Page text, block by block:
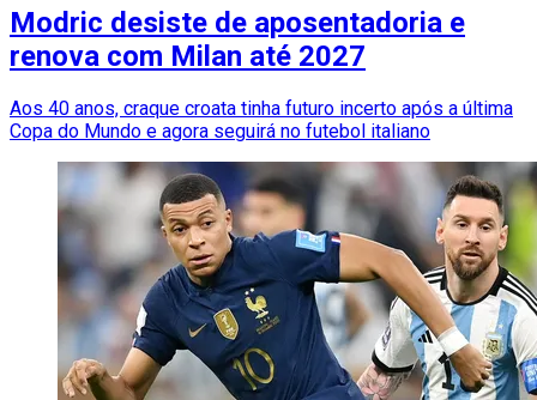
Modric desiste de aposentadoria e
renova com Milan até 2027
Aos 40 anos, craque croata tinha futuro incerto após a última
Copa do Mundo e agora seguirá no futebol italiano